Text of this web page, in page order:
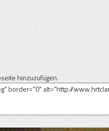
hinzuzufügen.